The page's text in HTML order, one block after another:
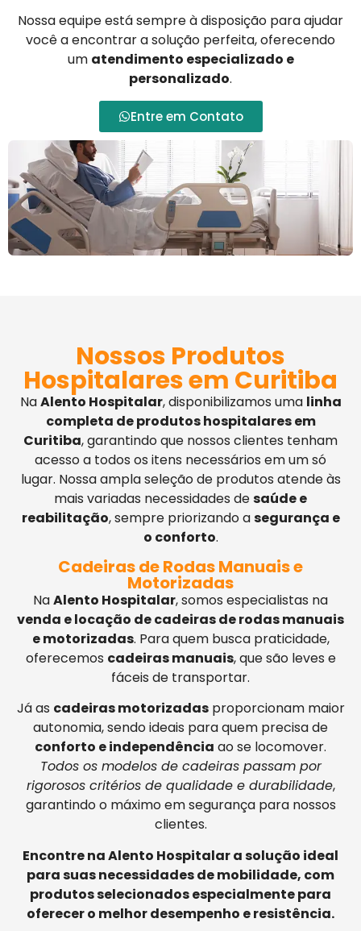
Nossa equipe está sempre à disposição para ajudar
você a encontrar a solução perfeita, oferecendo
um atendimento especializado e
personalizado.
Entre em Contato
Nossos Produtos
Hospitalares em Curitiba
NaAlento Hospitalar, disponibilizamos uma linha
completa de produtos hospitalares em
Curitiba, garantindo que nossos clientes tenham
acesso a todos os itens necessários em um só
lugar. Nossa ampla seleção de produtos atende às
mais variadas necessidades desaúde e
reabilitação, sempre priorizando asegurança e
o conforto.
Cadeiras de Rodas Manuais e
Motorizadas
NaAlento Hospitalar, somos especialistas na
venda e locação de cadeiras de rodas manuais
e motorizadas. Para quem busca praticidade,
oferecemos cadeiras manuais, que são leves e
fáceis de transportar.
Já as cadeiras motorizadasproporcionam maior
autonomia, sendo ideais para quem precisa de
conforto e independência ao se locomover.
Todos os modelos de cadeiras passam por
rigorosos critérios de qualidade e durabilidade,
garantindo o máximo em segurança para nossos
clientes.
Encontre na Alento Hospitalar a solução ideal
para suas necessidades de mobilidade, com
produtos selecionados especialmente para
oferecer o melhor desempenho e resistência.